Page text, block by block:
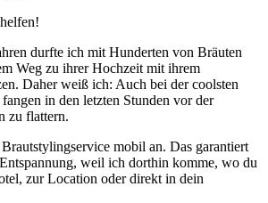
durfte ich mit Hunderten von Bräuten
Weg zu ihrer Hochzeit mit ihrem
Daher weiß ich: Auch bei der coolsten
in den letzten Stunden vor der
zu flattern.
mobil an. Das garantiert
weil ich dorthin komme, wo du
zur Location oder direkt in dein